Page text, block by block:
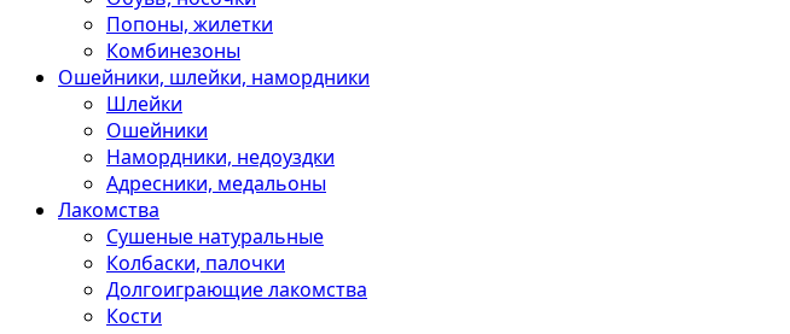
Попоны, жилетки
Комбинезоны
Ошейники, шлейки, намордники
Шлейки
Ошейники
Намордники, недоуздки
Адресники, медальоны
Лакомства
Сушеные натуральные
Колбаски, палочки
Долгоиграющие лакомства
Кости